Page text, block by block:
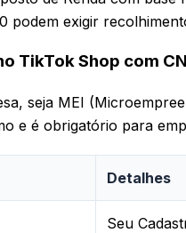
podem exigir
TikTok Shop com
seja MEI
e é obrigatório para
Detalhes
Seu